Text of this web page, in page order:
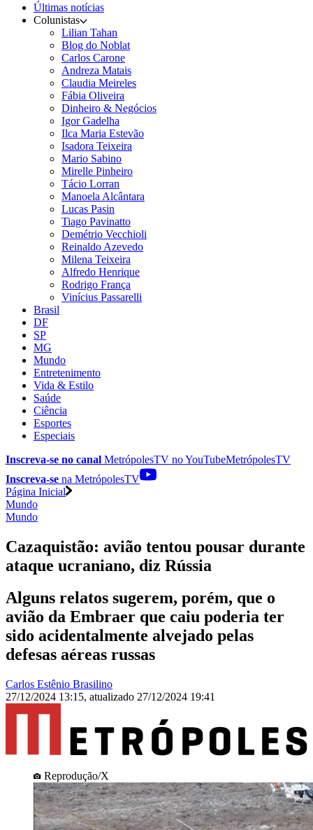
Últimas notícias
Colunistas
Lilian Tahan
Blog do Noblat
Carlos Carone
Andreza Matais
Claudia Meireles
Fábia Oliveira
Dinheiro & Negócios
Igor Gadelha
Ilca Maria Estevão
Isadora Teixeira
Mario Sabino
Mirelle Pinheiro
Tácio Lorran
Manoela Alcântara
Lucas Pasin
Tiago Pavinatto
Demétrio Vecchioli
Reinaldo Azevedo
Milena Teixeira
Alfredo Henrique
Rodrigo França
Vinícius Passarelli
Brasil
DF
SP
MG
Mundo
Entretenimento
Vida & Estilo
Saúde
Ciência
Esportes
Especiais
Inscreva-se no canal MetrópolesTV noYouTubeMetrópolesTV
Inscreva-se na MetrópolesTV
Página Inicial
Mundo
Mundo
Cazaquistão: avião tentou pousar durante
ataque ucraniano, diz Rússia
Alguns relatos sugerem, porém, que o
avião da Embraer que caiu poderia ter
sido acidentalmente alvejado pelas
defesas aéreas russas
Carlos Estênio Brasilino
27/12/2024 13:15, atualizado 27/12/2024 19:41
Reprodução/X